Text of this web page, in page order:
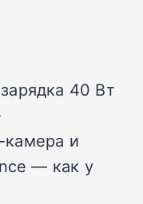
40 Вт
камера и
— как у